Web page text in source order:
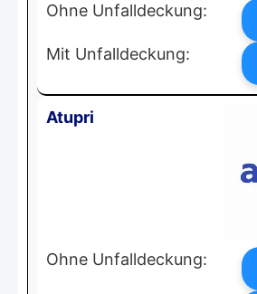
Ohne Unfalldeckung:
Mit Unfalldeckung:
Atupri
Ohne Unfalldeckung: